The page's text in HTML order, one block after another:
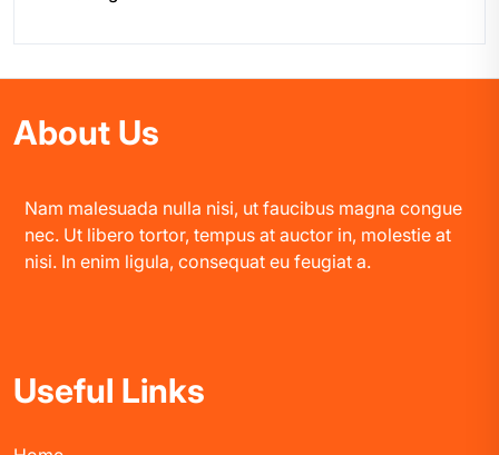
About Us
Nam malesuada nulla nisi, ut faucibus magna congue
nec. Ut libero tortor, tempus at auctor in, molestie at
nisi. In enim ligula, consequat eu feugiat a.
Useful Links